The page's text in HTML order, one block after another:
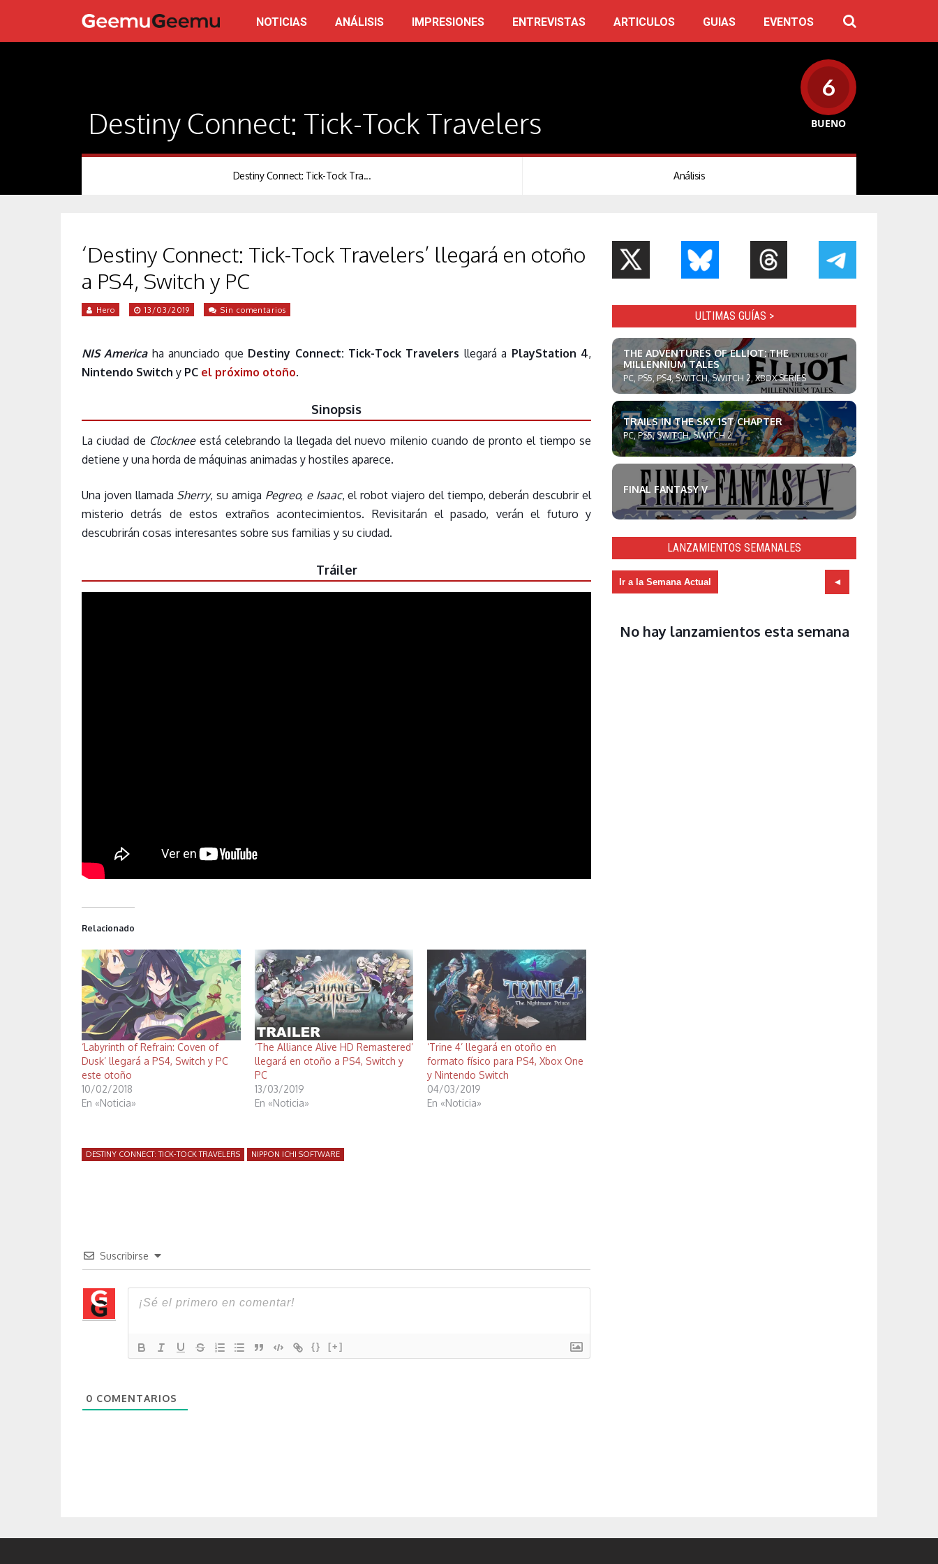
NOTICIAS ANÁLISIS IMPRESIONES ENTREVISTAS ARTICULOS GUIAS EVENTOS
Destiny Connect: Tick-Tock Travelers
6
BUENO
Destiny Connect: Tick-Tock Tra... Análisis
‘Destiny Connect: Tick-Tock Travelers’ llegará en otoño
a PS4, Switch y PC
Hero 13/03/2019 Sin comentarios
NIS America ha anunciado que Destiny Connect: Tick-Tock Travelers llegará a PlayStation 4,
Nintendo Switch y PC el próximo otoño.
Sinopsis
La ciudad de Clockneeestá celebrando la llegada del nuevo milenio cuando de pronto el tiempo se
detiene y una horda de máquinas animadas y hostiles aparece.
Una joven llamada Sherry, su amiga Pegreo, e Isaac, el robot viajero del tiempo, deberán descubrir el
misterio detrás de estos extraños acontecimientos. Revisitarán el pasado, verán el futuro y
descubrirán cosas interesantes sobre sus familias y su ciudad.
Tráiler
Relacionado
‘Labyrinth of Refrain: Coven of
Dusk’ llegará a PS4, Switch y PC
este otoño
10/02/2018
En «Noticia»
‘The Alliance Alive HD Remastered’
llegará en otoño a PS4, Switch y
PC
13/03/2019
En «Noticia»
‘Trine 4’ llegará en otoño en
formato físico para PS4, Xbox One
y Nintendo Switch
04/03/2019
En «Noticia»
DESTINY CONNECT: TICK-TOCK TRAVELERS NIPPON ICHI SOFTWARE
Suscribirse
{} [+]
0 COMENTARIOS
ULTIMAS GUÍAS >
THE ADVENTURES OF ELLIOT: THE
MILLENNIUM TALES
PC, PS5, PS4, SWITCH, SWITCH 2, XBOX SERIES
TRAILS IN THE SKY 1ST CHAPTER
PC, PS5, SWITCH, SWITCH 2
FINAL FANTASY V
LANZAMIENTOS SEMANALES
Ir a la Semana Actual
No hay lanzamientos esta semana